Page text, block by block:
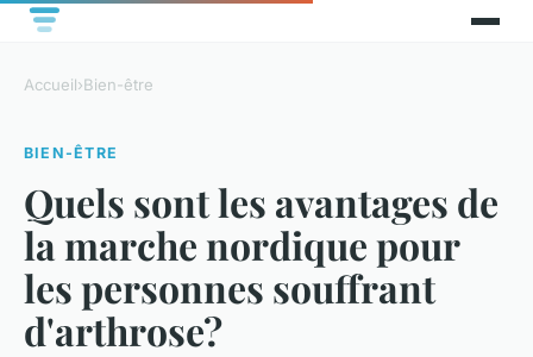
Accueil›Bien-être
BIEN-ÊTRE
Quels sont les avantages de
la marche nordique pour
les personnes souffrant
d'arthrose?